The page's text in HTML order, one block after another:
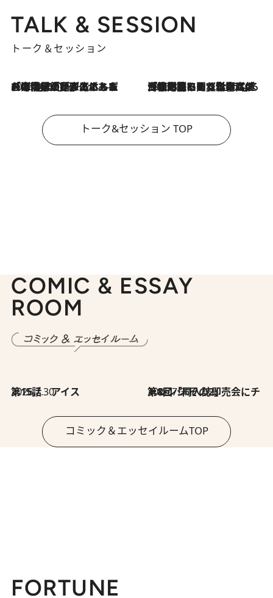
TALK & SESSION
トーク＆セッション
2026.8.3
「今後値上げがあるとすれば…」「リスクがあるのは今年の冬」エネルギー専門家が語る、ホルムズ海峡封鎖が家庭にもたらす“ある心配” 2026.8.3
「住宅建てられない…」「サーチャージ料の高値が続いている」ホルムズ海峡封鎖による影響はいつまで続く？《エネルギー専門家に聞く“どうなる日本の暮らし”》
トーク&セッション TOP
COMIC & ESSAY
ROOM
2026.7.30
第15話 アイス 2026.7.30
第8回「同人誌即売会にチャレンジ その2」
コミック＆エッセイルームTOP
FORTUNE